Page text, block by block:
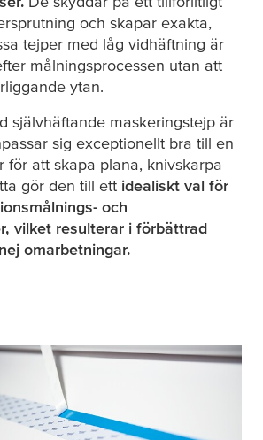
och skapar exakta,
tejper med låg vidhäftning är
målningsprocessen utan att
ytan.
självhäftande maskeringstejp är
sig exceptionellt bra till en
för att skapa plana, knivskarpa
gör den till ett idealiskt val för
och
vilket resulterar i förbättrad
nej omarbetningar.